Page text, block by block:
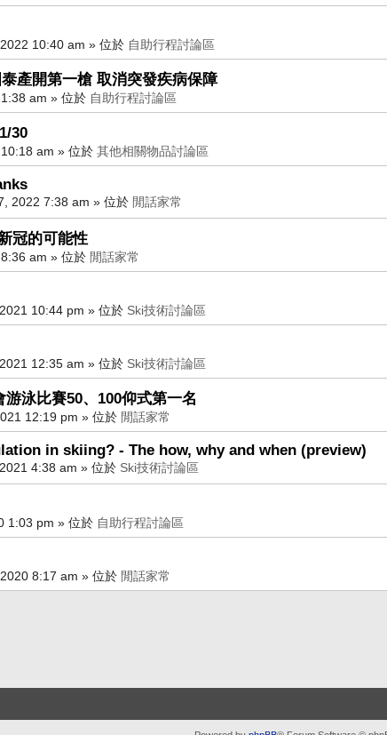
10:40 am » 位於 自助行程討論區
產開第一槍 取消突發疾病保障
am » 位於 自助行程討論區
30
am » 位於 其他相關物品討論區
2022 7:38 am » 位於 閒話家常
冠的可能性
am » 位於 閒話家常
10:44 pm » 位於 Ski技術討論區
12:35 am » 位於 Ski技術討論區
泳比賽50、100仰式第一名
12:19 pm » 位於 閒話家常
in skiing? - The how, why and when (preview)
4:38 am » 位於 Ski技術討論區
1:03 pm » 位於 自助行程討論區
8:17 am » 位於 閒話家常